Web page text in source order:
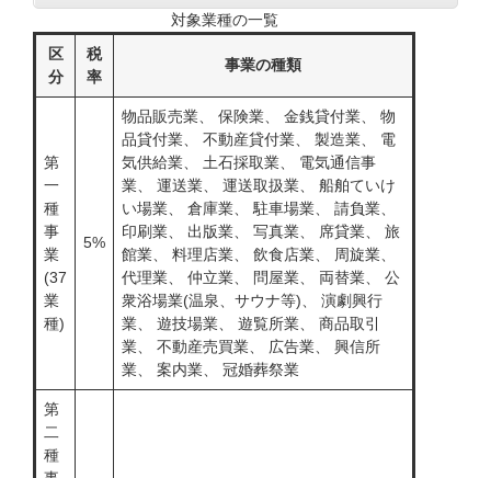
対象業種の一覧
区
分
税
率
事業の種類
第
一
種
事
業
(37
業
種)
5%
物品販売業、 保険業、 金銭貸付業、 物
品貸付業、 不動産貸付業、 製造業、 電
気供給業、 土石採取業、 電気通信事
業、 運送業、 運送取扱業、 船舶ていけ
い場業、 倉庫業、 駐車場業、 請負業、
印刷業、 出版業、 写真業、 席貸業、 旅
館業、 料理店業、 飲食店業、 周旋業、
代理業、 仲立業、 問屋業、 両替業、 公
衆浴場業(温泉、サウナ等)、 演劇興行
業、 遊技場業、 遊覧所業、 商品取引
業、 不動産売買業、 広告業、 興信所
業、 案内業、 冠婚葬祭業
第
二
種